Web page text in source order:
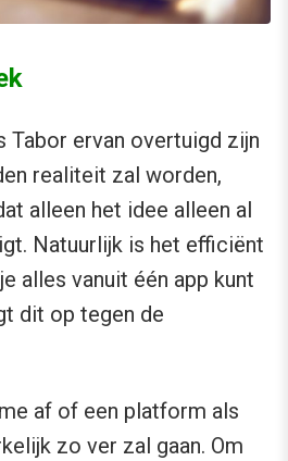
Tabor ervan overtuigd zijn
realiteit zal worden,
alleen het idee alleen al
Natuurlijk is het efficiënt
alles vanuit één app kunt
dit op tegen de
af of een platform als
zo ver zal gaan. Om